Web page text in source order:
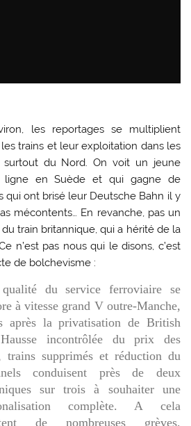
les reportages se multiplient
trains et leur exploitation dans les
surtout du Nord. On voit un jeune
en Suède et qui gagne de
qui ont brisé leur Deutsche Bahn il y
mécontents… En revanche, pas un
train britannique, qui a hérité de la
n’est pas nous qui le disons, c’est
de bolchevisme :
du service ferroviaire se
à vitesse grand V outre-Manche,
après la privatisation de British
incontrôlée du prix des
trains supprimés et réduction du
conduisent près de deux
sur trois à souhaiter une
complète. A cela
de nombreuses grèves,